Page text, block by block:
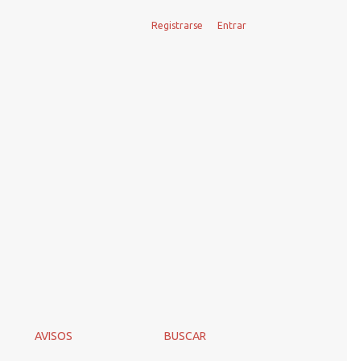
AVISOS BUSCAR
Registrarse Entrar